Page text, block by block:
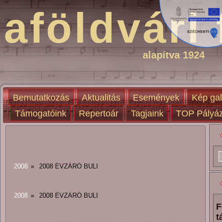
alapítva 1924
Bemutatkozás Aktualitás Események
Kép
Támogatóink
Repertoár Tagjaink TOP
2008 » 2008 ÉVZÁRÓ BULI
2008 » 2008 ÉVZÁRÓ BULI